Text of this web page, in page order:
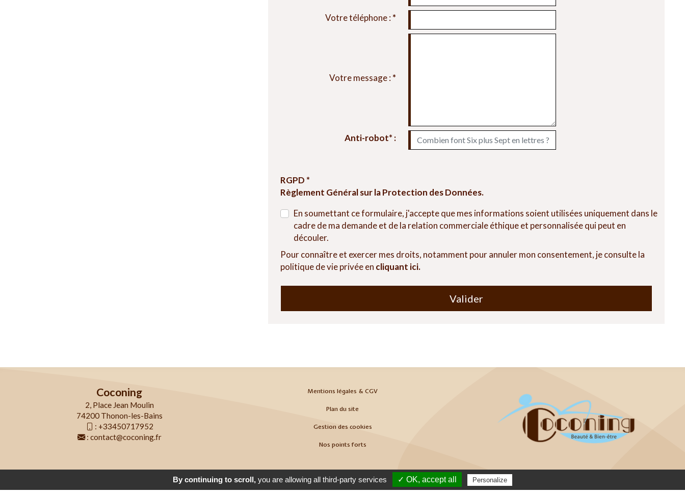
Votre téléphone :*
Votre message :*
Anti-robot* :
RGPD *
Règlement Général sur la Protection des Données.
En soumettant ce formulaire, j'accepte que mes informations soient utilisées uniquement dans le
cadre de ma demande et de la relation commerciale éthique et personnalisée qui peut en
découler.
Pour connaître et exercer mes droits, notamment pour annuler mon consentement, je consulte la
politique de vie privée en cliquant ici.
Valider
Coconing
2, Place Jean Moulin
74200 Thonon-les-Bains
: +33450717952
: contact@coconing.fr
Mentions légales & CGV
Plan du site
Gestion des cookies
Nos points forts
© 2026 Agence Web Thonon Les Bains - Référencement Google Thonon Les Bains Clic And Go création site internet thonon clicandgo.com
By continuing to scroll,you are allowing all third-party services ✓ OK, accept all Personalize